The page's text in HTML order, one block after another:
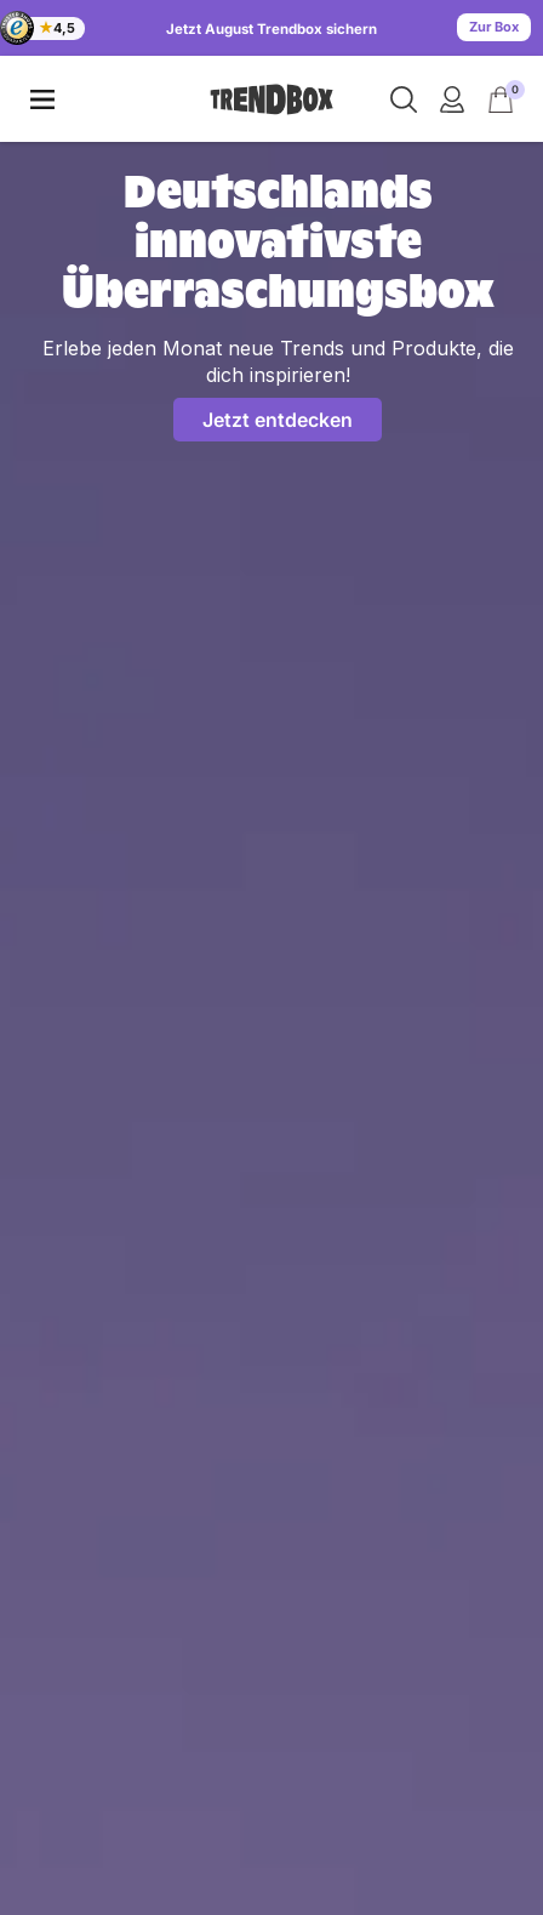
Zum Inhalt springen
★4,5
Suche Mein KontoWarenkorb
0
Deutschlands
innovativste
Überraschungsbox
Erlebe jeden Monat neue Trends und Produkte, die
dich inspirieren!
Jetzt entdecken